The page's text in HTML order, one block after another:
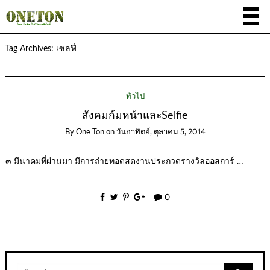
Tag Archives: เซลฟี่
ทั่วไป
สังคมก้มหน้าและSelfie
By One Ton on วันอาทิตย์, ตุลาคม 5, 2014
๓ มีนาคมที่ผ่านมา มีการถ่ายทอดสดงานประกวดรางวัลออสการ์ …
0
Search